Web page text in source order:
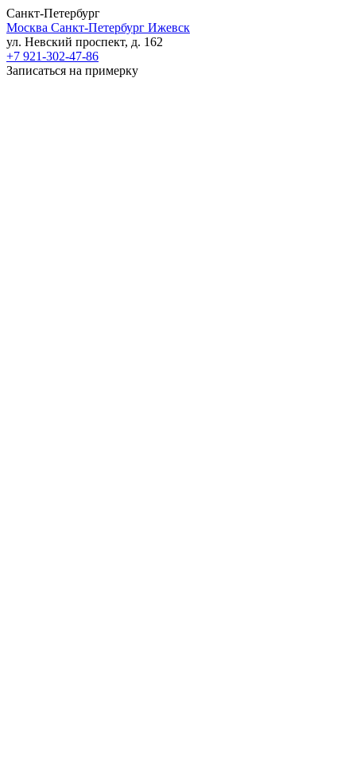
Санкт-Петербург
Москва Санкт-Петербург Ижевск
ул. Невский проспект, д. 162
+7 921-302-47-86
Записаться на примерку